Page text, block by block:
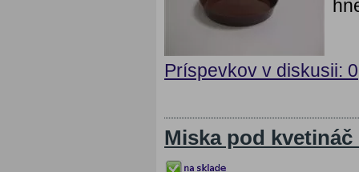
Príspevkov v diskusii: 0
Miska pod